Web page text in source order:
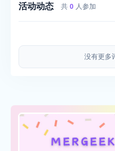
活动动态 共0 人参加
没有更多